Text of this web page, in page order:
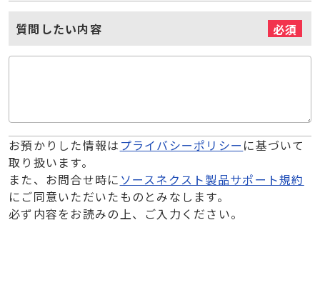
質問したい内容 必須
お預かりした情報は プライバシーポリシー に基づいて
取り扱います。
また、お問合せ時に ソースネクスト製品サポート規約
にご同意いただいたものとみなします。
必ず内容をお読みの上、ご入力ください。